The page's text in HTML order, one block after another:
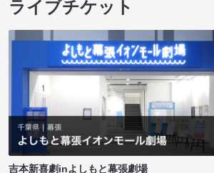
ライブチケット
吉本新喜劇inよしもと幕張劇場